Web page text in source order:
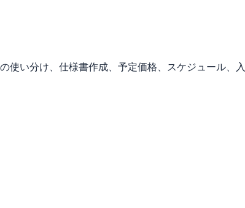
い分け、仕様書作成、予定価格、スケジュール、